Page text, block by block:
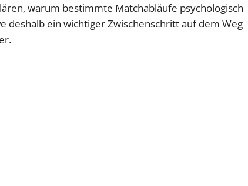
warum bestimmte Matchabläufe psychologisch
deshalb ein wichtiger Zwischenschritt auf dem Weg